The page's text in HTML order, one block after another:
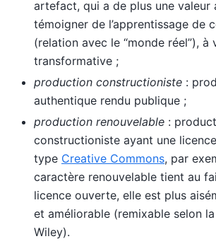
artefact, qui a de plus une valeur
témoigner de l’apprentissage de
(relation avec le “monde réel”), à
transformative ;
production constructioniste :
authentique rendu publique ;
production renouvelable :
constructioniste ayant une
type Creative Commons, par
caractère renouvelable tient au
licence ouverte, elle est plus
et améliorable (remixable selon
Wiley).